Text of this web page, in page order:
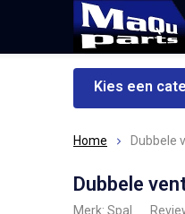
Kies een
Home Dubbele
Dubbele
Merk: Spal